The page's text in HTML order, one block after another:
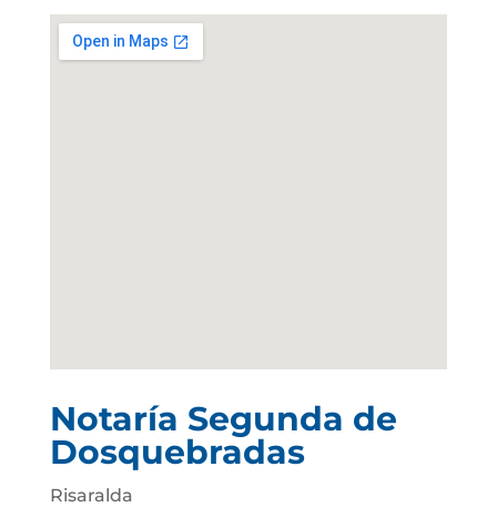
Notaría Segunda de
Dosquebradas
Risaralda